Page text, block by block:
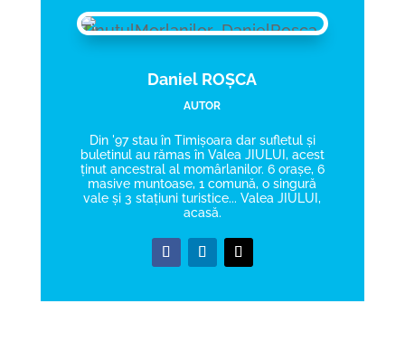
Daniel ROȘCA
AUTOR
Din '97 stau în Timișoara dar sufletul și
buletinul au rămas în Valea JIULUI, acest
ținut ancestral al momârlanilor. 6 orașe, 6
masive muntoase, 1 comună, o singură
vale și 3 stațiuni turistice... Valea JIULUI,
acasă.